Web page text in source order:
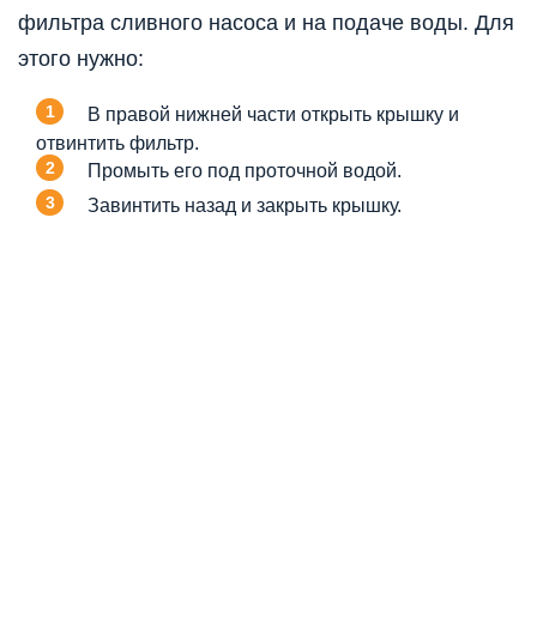
фильтра сливного насоса и на подаче воды. Для
этого нужно:
В правой нижней части открыть крышку и
отвинтить фильтр.
Промыть его под проточной водой.
Завинтить назад и закрыть крышку.